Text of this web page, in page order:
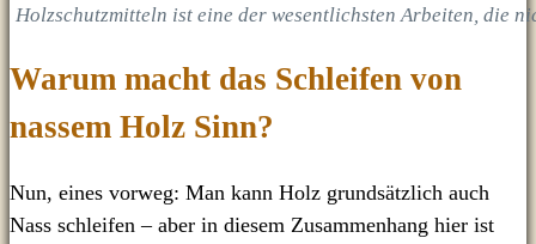
Holzschutzmitteln ist eine der wesentlichsten Arbeiten, die
Warum macht das Schleifen von
nassem Holz Sinn?
Nun, eines vorweg: Man kann Holz grundsätzlich auch
Nass schleifen – aber in diesem Zusammenhang hier ist